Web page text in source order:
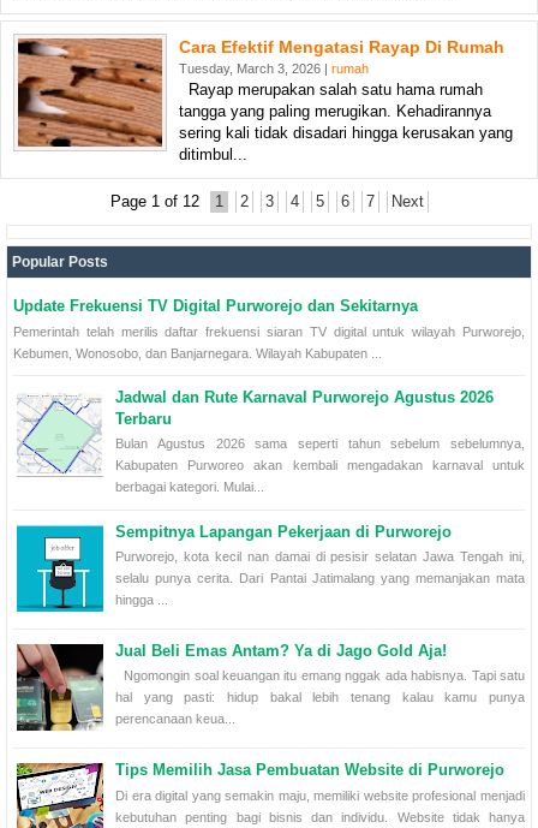
Cara Efektif Mengatasi Rayap Di Rumah
Tuesday, March 3, 2026 | rumah
Rayap merupakan salah satu hama rumah
tangga yang paling merugikan. Kehadirannya
sering kali tidak disadari hingga kerusakan yang
ditimbul...
Page 1 of 12 1 2 3 4 5 6 7 Next
Popular Posts
Update Frekuensi TV Digital Purworejo dan Sekitarnya
Pemerintah telah merilis daftar frekuensi siaran TV digital untuk wilayah Purworejo,
Kebumen, Wonosobo, dan Banjarnegara. Wilayah Kabupaten ...
Jadwal dan Rute Karnaval Purworejo Agustus 2026
Terbaru
Bulan Agustus 2026 sama seperti tahun sebelum sebelumnya,
Kabupaten Purworeo akan kembali mengadakan karnaval untuk
berbagai kategori. Mulai...
Sempitnya Lapangan Pekerjaan di Purworejo
Purworejo, kota kecil nan damai di pesisir selatan Jawa Tengah ini,
selalu punya cerita. Dari Pantai Jatimalang yang memanjakan mata
hingga ...
Jual Beli Emas Antam? Ya di Jago Gold Aja!
Ngomongin soal keuangan itu emang nggak ada habisnya. Tapi satu
hal yang pasti: hidup bakal lebih tenang kalau kamu punya
perencanaan keua...
Tips Memilih Jasa Pembuatan Website di Purworejo
Di era digital yang semakin maju, memiliki website profesional menjadi
kebutuhan penting bagi bisnis dan individu. Website tidak hanya